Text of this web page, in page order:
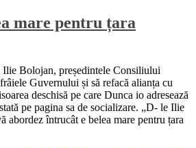
mare pentru țara
Bolojan, președintele Consiliului
Guvernului și să refacă alianța cu
deschisă pe care Dunca io adresează
pe pagina sa de socializare. „D- le Ilie
abordez întrucât e belea mare pentru țara